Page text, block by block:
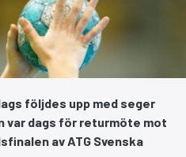
följdes upp med seger
var dags för returmöte mot
av ATG Svenska